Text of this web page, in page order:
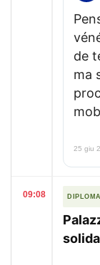
de
ma
25 giu
09:08